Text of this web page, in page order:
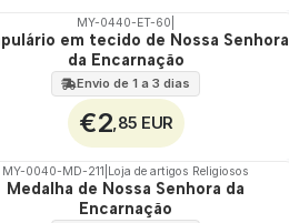
MY-0440-ET-60
em tecido de Nossa Senhora
da Encarnação
Envio de 1 a 3 dias
€2 ,85 EUR
MY-0040-MD-211 Loja de artigos Religiosos
Medalha de Nossa Senhora da
Encarnação